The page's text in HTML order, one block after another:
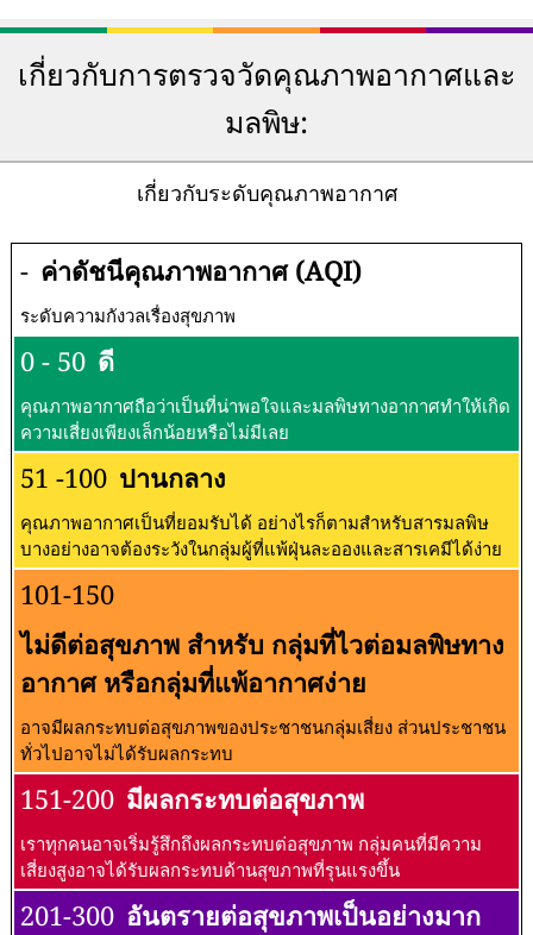
เกี่ยวกับการตรวจวัดคุณภาพอากาศและ
มลพิษ:
เกี่ยวกับระดับคุณภาพอากาศ
- ค่าดัชนีคุณภาพอากาศ (AQI)
ระดับความกังวลเรื่องสุขภาพ
0 - 50 ดี
คุณภาพอากาศถือว่าเป็นที่น่าพอใจและมลพิษทางอากาศทำให้เกิด
ความเสี่ยงเพียงเล็กน้อยหรือไม่มีเลย
51 -100 ปานกลาง
คุณภาพอากาศเป็นที่ยอมรับได้ อย่างไรก็ตามสำหรับสารมลพิษ
บางอย่างอาจต้องระวังในกลุ่มผู้ที่แพ้ฝุ่นละอองและสารเคมีได้ง่าย
101-150
ไม่ดีต่อสุขภาพ สำหรับ กลุ่มที่ไวต่อมลพิษทาง
อากาศ หรือกลุ่มที่แพ้อากาศง่าย
อาจมีผลกระทบต่อสุขภาพของประชาชนกลุ่มเสี่ยง ส่วนประชาชน
ทั่วไปอาจไม่ได้รับผลกระทบ
151-200 มีผลกระทบต่อสุขภาพ
เราทุกคนอาจเริ่มรู้สึกถึงผลกระทบต่อสุขภาพ กลุ่มคนที่มีความ
เสี่ยงสูงอาจได้รับผลกระทบด้านสุขภาพที่รุนแรงขึ้น
201-300 อันตรายต่อสุขภาพเป็นอย่างมาก